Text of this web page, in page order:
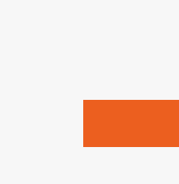
は、本規約の規定が優先して適用
1. 「本サービス」とは、当社が提
みます）及びこれらサービスに関
「SEBook」「SEShop」「